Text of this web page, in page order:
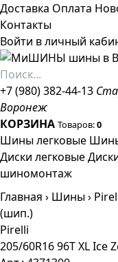
Доставка Оплата
Контакты
Войти в личный
+7 (980) 382-44-13
Воронеж
КОРЗИНА Товаров:0
Шины легковые
Диски легковые
шиномонтаж
Главная › Шины›
(шип.)
Pirelli
205/60R16 96T XL Ice